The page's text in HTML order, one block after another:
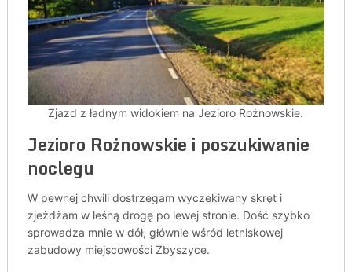
Zjazd z ładnym widokiem na Jezioro Rożnowskie.
Jezioro Rożnowskie i poszukiwanie
noclegu
W pewnej chwili dostrzegam wyczekiwany skręt i
zjeżdżam w leśną drogę po lewej stronie. Dość szybko
sprowadza mnie w dół, głównie wśród letniskowej
zabudowy miejscowości Zbyszyce.